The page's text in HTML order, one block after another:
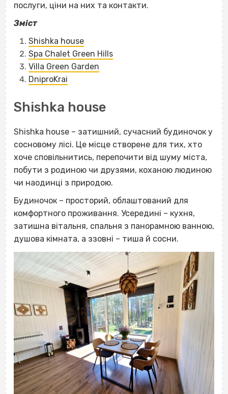
послуги, ціни на них та контакти.
Зміст
Shishka house
Spa Chalet Green Hills
Villa Green Garden
DniproKrai
Shishka house
Shishka house – затишний, сучасний будиночок у
сосновому лісі. Це місце створене для тих, хто
хоче сповільнитись, перепочити від шуму міста,
побути з родиною чи друзями, коханою людиною
чи наодинці з природою.
Будиночок – просторий, облаштований для
комфортного проживання. Усередині – кухня,
затишна вітальня, спальня з панорамною ванною,
душова кімната, а ззовні – тиша й сосни.